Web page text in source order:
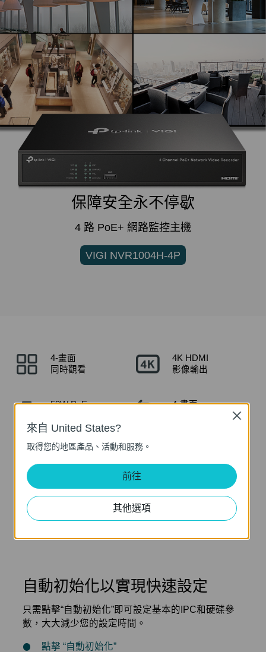
保障安全永不停歇
VIGI NVR1004H-4P
4 路 PoE+ 網路監控主機
4-畫面
同時觀看
4K HDMI
影像輸出
53W PoE
4-畫面
自動初始化以實現快速設定
只需點擊“自動初始化”即可設定基本的IPC和硬碟參
數，大大減少您的設定時間。
點擊 “自動初始化”
來自 United States?
取得您的地區產品、活動和服務。
前往
其他選項
Close